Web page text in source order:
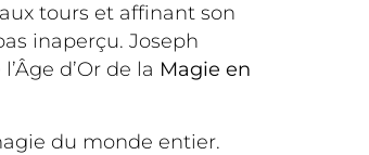
tours et affinant son
inaperçu. Joseph
d’Or de la Magie en
du monde entier.